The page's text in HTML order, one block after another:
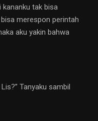
kananku tak bisa
merespon perintah
aku yakin bahwa
Tanyaku sambil